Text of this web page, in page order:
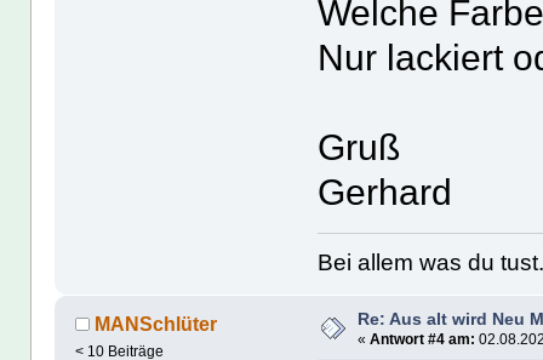
Welche
Nur lackiert
Gruß
Gerhard
Bei allem was du
MANSchlüter
< 10 Beiträge
Re: Aus alt wird Neu
« Antwort #4 am: